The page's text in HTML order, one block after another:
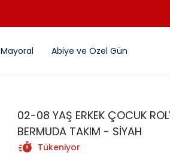
Mayoral Abiye ve Özel Gün
02-08 YAŞ ERKEK ÇOCUK
BERMUDA TAKIM - SİYAH
Tükeniyor